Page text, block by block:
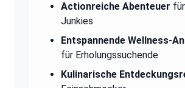
Actionreiche Abenteuer
Junkies
Entspannende Wellness-
für Erholungssuchende
Kulinarische